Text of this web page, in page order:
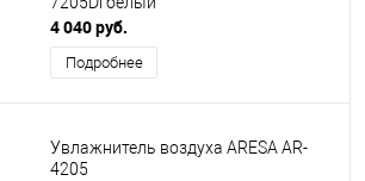
4 040 руб.
Подробнее
Увлажнитель воздуха ARESA AR-
4205